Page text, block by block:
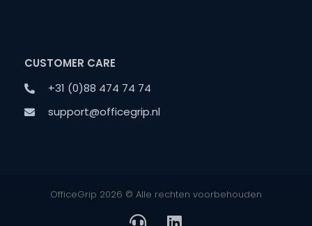
CUSTOMER CARE
+31 (0)88 474 74 74
support@officegrip.nl
OfficeGrip 2026 © Alle rechten voorbehouden